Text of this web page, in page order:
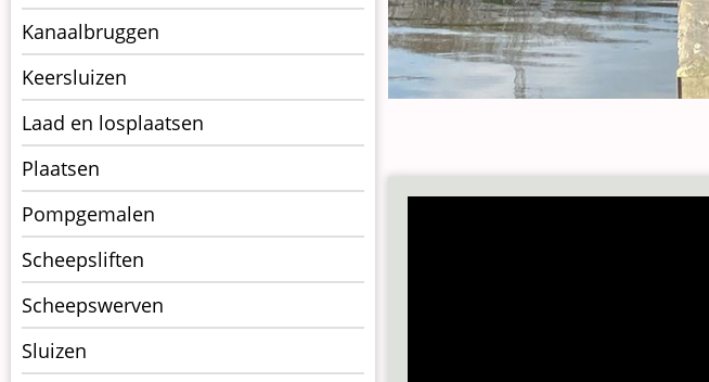
Kanaalbruggen
Keersluizen
Laad en losplaatsen
Plaatsen
Pompgemalen
Scheepsliften
Scheepswerven
Sluizen